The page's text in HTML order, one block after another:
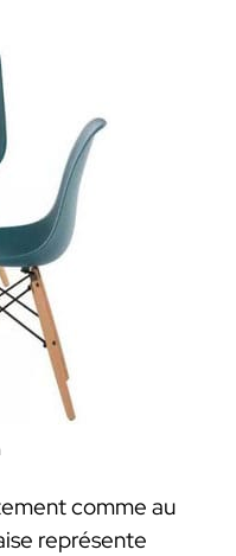
comme au
représente